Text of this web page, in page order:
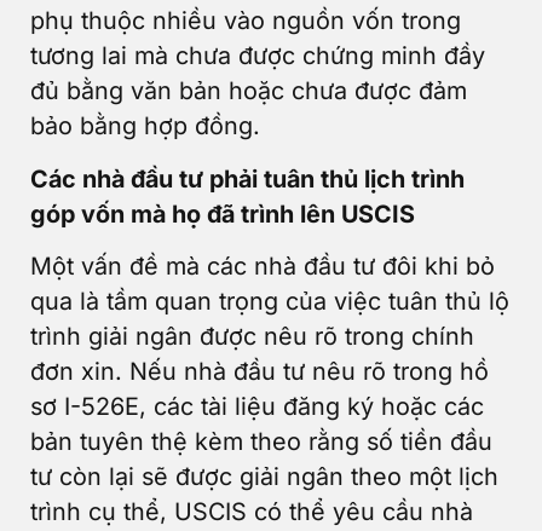
phụ thuộc nhiều vào nguồn vốn trong
tương lai mà chưa được chứng minh đầy
đủ bằng văn bản hoặc chưa được đảm
bảo bằng hợp đồng.
Các nhà đầu tư phải tuân thủ lịch trình
góp vốn mà họ đã trình lên USCIS
Một vấn đề mà các nhà đầu tư đôi khi bỏ
qua là tầm quan trọng của việc tuân thủ lộ
trình giải ngân được nêu rõ trong chính
đơn xin. Nếu nhà đầu tư nêu rõ trong hồ
sơ I-526E, các tài liệu đăng ký hoặc các
bản tuyên thệ kèm theo rằng số tiền đầu
tư còn lại sẽ được giải ngân theo một lịch
trình cụ thể, USCIS có thể yêu cầu nhà